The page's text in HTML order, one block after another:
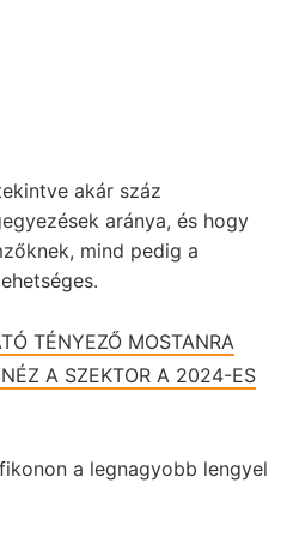
akár száz
aránya, és hogy
mind pedig a
TÉNYEZŐ MOSTANRA
A SZEKTOR A 2024-ES
a legnagyobb lengyel